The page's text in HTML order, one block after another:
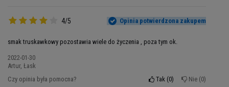
świetnie sprawdzający sięw walce z
Charakteryzuje się ogromną zawartością
aminokwasów, w tym
co idealnie wpływa na kształtowanie ścieżki M-
Tor. Dodatkowym atutem jest szybka
4/5 Opinia potwierdzona zakupem
smak truskawkowy pozostawia wiele do życzenia , poza tym ok.
2022-01-30
Artur, Łask
Czy opinia była pomocna?
Tak 0 Nie 0